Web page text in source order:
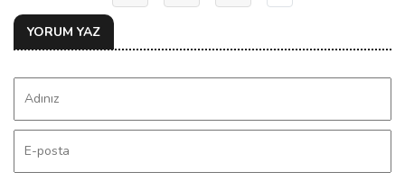
YORUM YAZ